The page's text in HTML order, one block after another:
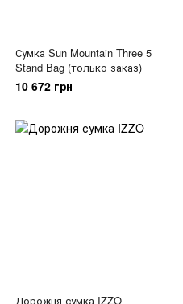
Сумка Sun Mountain Three 5
Stand Bag (только заказ)
10 672 грн
Дорожня сумка IZZO